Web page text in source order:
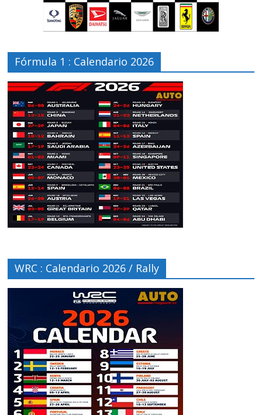
Fórmula 1 : Calendario 2026
WRC : Calendario 2026 / Rally